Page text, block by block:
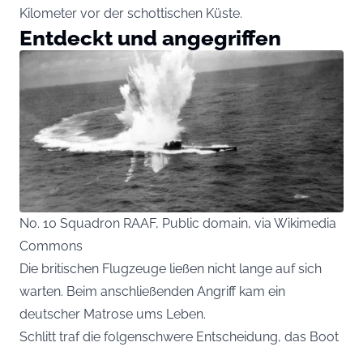
Kilometer vor der schottischen Küste.
Entdeckt und angegriffen
No. 10 Squadron RAAF, Public domain, via Wikimedia
Commons
Die britischen Flugzeuge ließen nicht lange auf sich
warten. Beim anschließenden Angriff kam ein
deutscher Matrose ums Leben.
Schlitt traf die folgenschwere Entscheidung, das Boot